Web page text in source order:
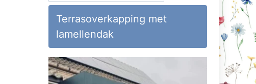
op
Huisvlijt
Terrasoverkapping met
lamellendak